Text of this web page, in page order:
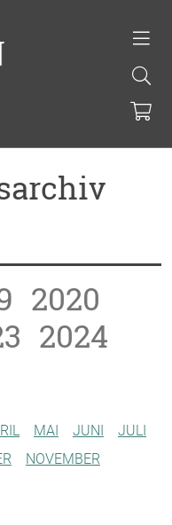
2020
2024
MAI JUNI
JULI
NOVEMBER